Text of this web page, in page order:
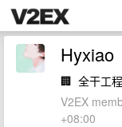
Hyxiao
🏢 全干工
V2EX
+08:00